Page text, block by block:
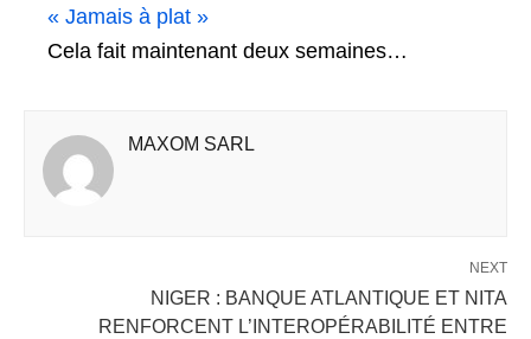
« Jamais à plat »
Cela fait maintenant deux semaines…
MAXOM SARL
NEXT
NIGER : BANQUE ATLANTIQUE ET NITA
RENFORCENT L’INTEROPÉRABILITÉ ENTRE